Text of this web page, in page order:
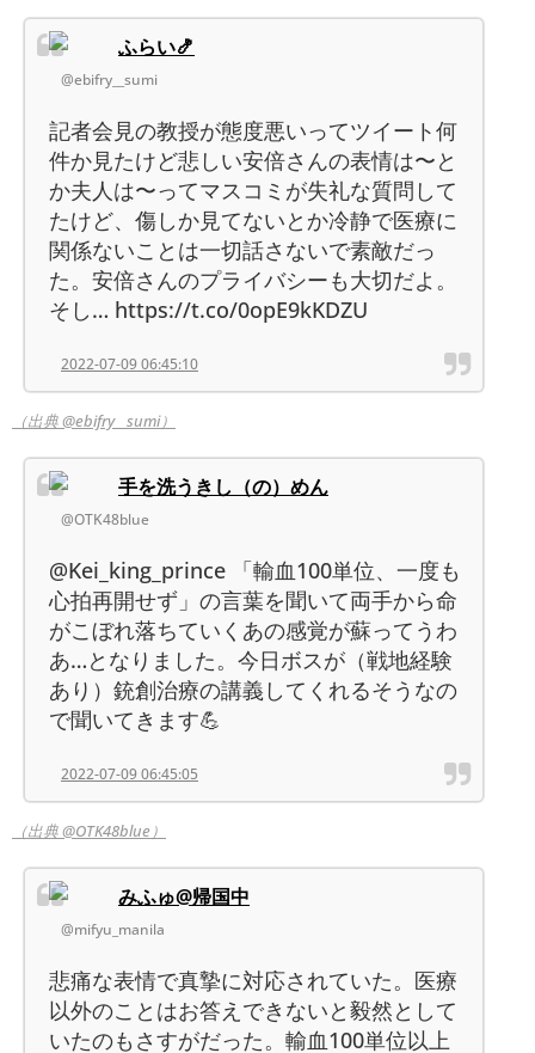
ふらい🍤
@ebifry__sumi
記者会見の教授が態度悪いってツイート何
件か見たけど悲しい安倍さんの表情は〜と
か夫人は〜ってマスコミが失礼な質問して
たけど、傷しか見てないとか冷静で医療に
関係ないことは一切話さないで素敵だっ
た。安倍さんのプライバシーも大切だよ。
そし… https://t.co/0opE9kKDZU
2022-07-09 06:45:10
（出典 @ebifry__sumi）
手を洗うきし（の）めん
@OTK48blue
@Kei_king_prince 「輸血100単位、一度も
心拍再開せず」の言葉を聞いて両手から命
がこぼれ落ちていくあの感覚が蘇ってうわ
あ…となりました。今日ボスが（戦地経験
あり）銃創治療の講義してくれるそうなの
で聞いてきます💪
2022-07-09 06:45:05
（出典 @OTK48blue）
みふゅ@帰国中
@mifyu_manila
悲痛な表情で真摯に対応されていた。医療
以外のことはお答えできないと毅然として
いたのもさすがだった。輸血100単位以上